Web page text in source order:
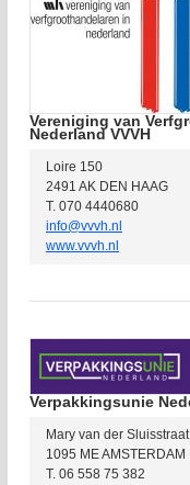
Vereniging van
Nederland VVVH
Loire 150
2491 AK DEN HAAG
T. 070 4440680
info@vvvh.nl
www.vvvh.nl
Verpakkingsunie
Mary van der
1095 ME AMSTERDAM
T. 06 558 75 382